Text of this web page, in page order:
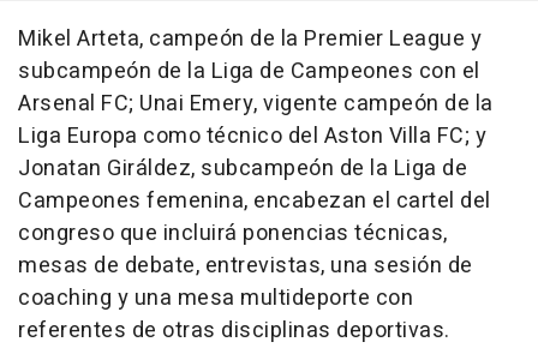
Mikel Arteta, campeón de la Premier League y
subcampeón de la Liga de Campeones con el
Arsenal FC; Unai Emery, vigente campeón de la
Liga Europa como técnico del Aston Villa FC; y
Jonatan Giráldez, subcampeón de la Liga de
Campeones femenina, encabezan el cartel del
congreso que incluirá ponencias técnicas,
mesas de debate, entrevistas, una sesión de
coaching y una mesa multideporte con
referentes de otras disciplinas deportivas.